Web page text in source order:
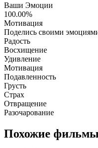
Ваши Эмоции
100.00%
Мотивация
Поделись своими
Радость
Восхищение
Удивление
Мотивация
Подавленность
Грусть
Страх
Отвращение
Разочарование
Похожие